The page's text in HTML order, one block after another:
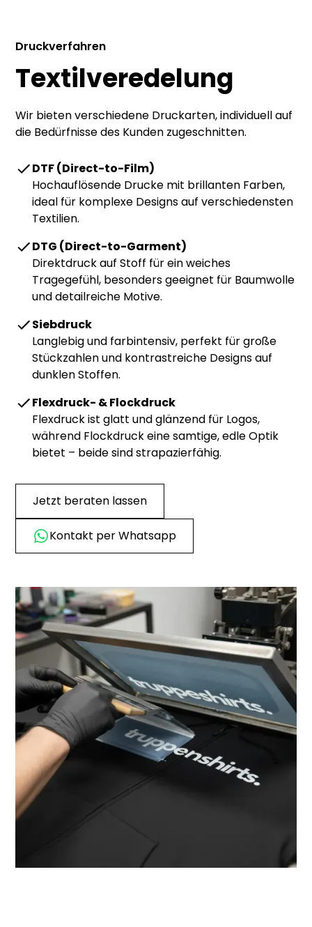
Druckverfahren
Textilveredelung
Wir bieten verschiedene Druckarten, individuell auf
die Bedürfnisse des Kunden zugeschnitten.
DTF (Direct-to-Film)
Hochauflösende Drucke mit brillanten Farben,
ideal für komplexe Designs auf verschiedensten
Textilien.
DTG (Direct-to-Garment)
Direktdruck auf Stoff für ein weiches
Tragegefühl, besonders geeignet für Baumwolle
und detailreiche Motive.
Siebdruck
Langlebig und farbintensiv, perfekt für große
Stückzahlen und kontrastreiche Designs auf
dunklen Stoffen.
Flexdruck- & Flockdruck
Flexdruck ist glatt und glänzend für Logos,
während Flockdruck eine samtige, edle Optik
bietet – beide sind strapazierfähig.
Jetzt beraten lassen
Kontakt per Whatsapp